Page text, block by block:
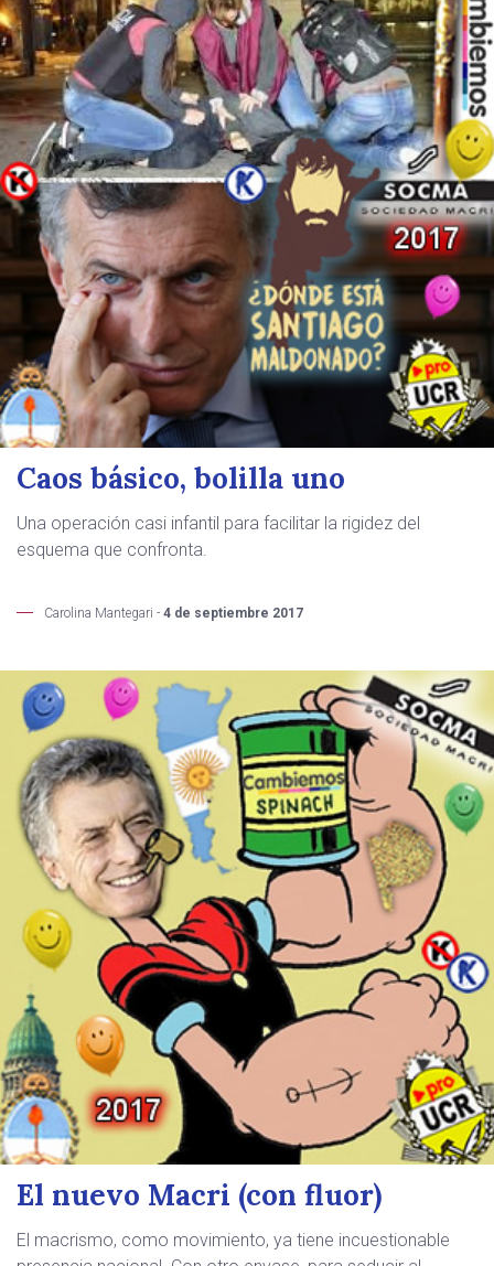
Caos básico, bolilla uno
Una operación casi infantil para facilitar la rigidez del
esquema que confronta.
Carolina Mantegari - 4 de septiembre 2017
El nuevo Macri (con fluor)
El macrismo, como movimiento, ya tiene incuestionable